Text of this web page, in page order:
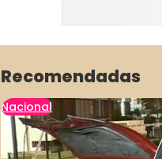
Recomendadas
Nacional